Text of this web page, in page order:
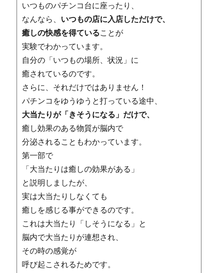
いつものパチンコ台に座ったり、
なんなら、 いつもの店に入店しただけで、
癒しの快感を得ていることが
実験でわかっています。
自分の「いつもの場所、状況」に
癒されているのです。
さらに、それだけではありません！
パチンコをゆうゆうと打っている途中、
大当たりが「きそうになる」だけで、
癒し効果のある物質が脳内で
分泌されることもわかっています。
第一部で
「大当たりは癒しの効果がある」
と説明しましたが、
実は大当たりしなくても
癒しを感じる事ができるのです。
これは大当たり「しそうになる」と
脳内で大当たりが連想され、
その時の感覚が
呼び起こされるためです。